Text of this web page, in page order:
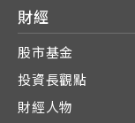
財經
股市基金
投資長觀點
財經人物